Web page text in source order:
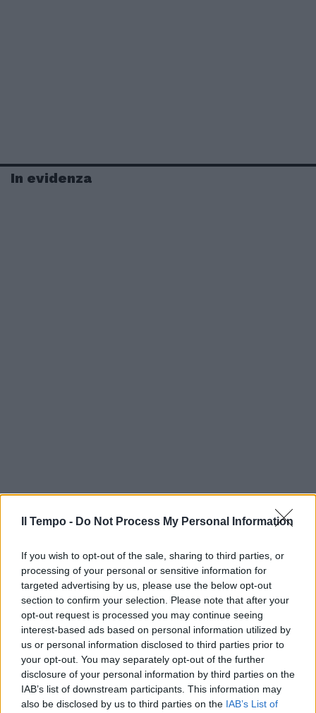
Il Tempo - Do Not Process My Personal Information
If you wish to opt-out of the sale, sharing to third parties, or
processing of your personal or sensitive information for
targeted advertising by us, please use the below opt-out
section to confirm your selection. Please note that after your
opt-out request is processed you may continue seeing
interest-based ads based on personal information utilized by
us or personal information disclosed to third parties prior to
your opt-out. You may separately opt-out of the further
disclosure of your personal information by third parties on the
IAB’s list of downstream participants. This information may
also be disclosed by us to third parties on the IAB’s List of
In evidenza